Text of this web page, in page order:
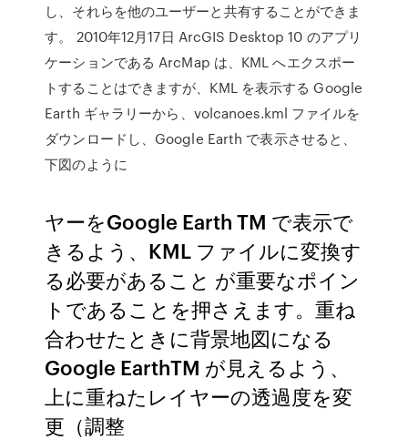
し、それらを他のユーザーと共有することができま
す。 2010年12月17日 ArcGIS Desktop 10 のアプリ
ケーションである ArcMap は、KML へエクスポー
トすることはできますが、KML を表示する Google
Earth ギャラリーから、volcanoes.kml ファイルを
ダウンロードし、Google Earth で表示させると、
下図のように
ヤーをGoogle Earth TM で表示で
きるよう、KML ファイルに変換す
る必要があること が重要なポイン
トであることを押さえます。重ね
合わせたときに背景地図になる
Google EarthTM が見えるよう、
上に重ねたレイヤーの透過度を変
更（調整